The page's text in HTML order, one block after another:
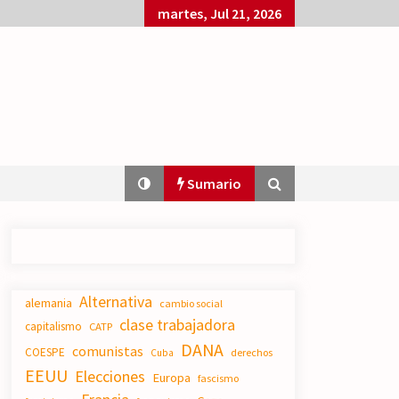
martes, Jul 21, 2026
Sumario
proyectos políticos.
20/07/2026
Polarizada y movilizada, la
ciudadanía no se queda en casa.
alemania Alternativa cambio social
capitalismo CATP clase trabajadora
COESPE comunistas Cuba DANA derechos
EEUU Elecciones Europa fascismo